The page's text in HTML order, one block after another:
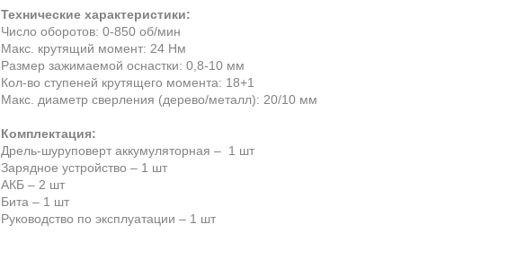
Технические характеристики:
Число оборотов: 0-850 об/мин
Макс. крутящий момент: 24 Нм
Размер зажимаемой оснастки: 0,8-10 мм
Кол-во ступеней крутящего момента: 18+1
Макс. диаметр сверления (дерево/металл): 20/10 мм
Комплектация:
Дрель-шуруповерт аккумуляторная – 1 шт
Зарядное устройство – 1 шт
АКБ – 2 шт
Бита – 1 шт
Руководство по эксплуатации – 1 шт